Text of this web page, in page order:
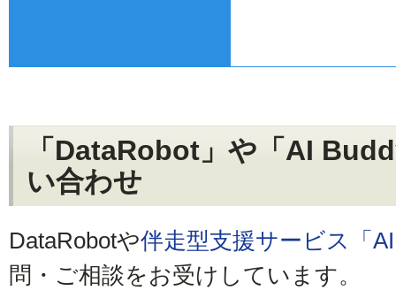
「DataRobot」や「AI
い合わせ
DataRobotや伴走型支援サービス「
問・ご相談をお受けしています。